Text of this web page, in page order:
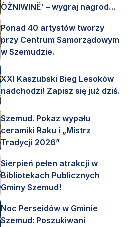
ÒŻNIWINË' – wygraj nagrody
Ponad 40 artystów tworzy
przy Centrum Samorządowym
w Szemudzie.
XXI Kaszubski Bieg Lesoków
nadchodzi! Zapisz się już dziś.
Szemud. Pokaz wypału
ceramiki Raku i „Mistrz
Tradycji 2026”
Sierpień pełen atrakcji w
Bibliotekach Publicznych
Gminy Szemud!
Noc Perseidów w Gminie
Szemud: Poszukiwani